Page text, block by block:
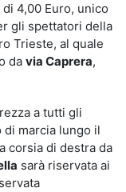
di 4,00 Euro, unico
gli spettatori della
Trieste, al quale
da via Caprera,
a tutti gli
marcia lungo il
corsia di destra da
sarà riservata ai